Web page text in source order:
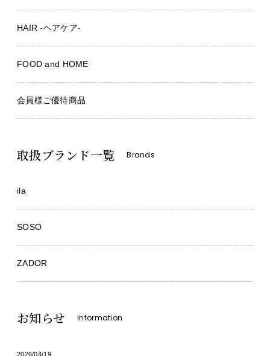
HAIR -ヘアケア-
FOOD and HOME
会員様ご優待商品
取扱ブランド一覧 Brands
ila
SOSO
ZADOR
お知らせ Information
2026/04/19